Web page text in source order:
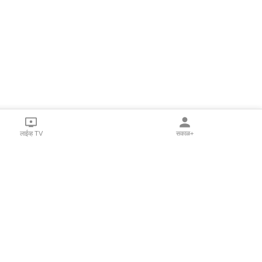
लाईव्ह TV सकाळ+